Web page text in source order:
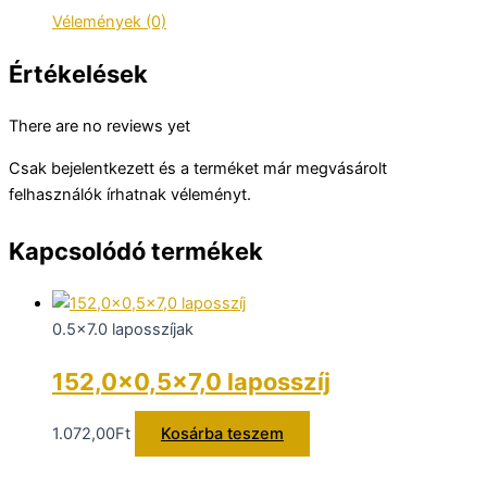
Vélemények (0)
Értékelések
There are no reviews yet
Csak bejelentkezett és a terméket már megvásárolt
felhasználók írhatnak véleményt.
Kapcsolódó termékek
0.5x7.0 laposszíjak
152,0×0,5×7,0 laposszíj
1.072,00Ft Kosárba teszem